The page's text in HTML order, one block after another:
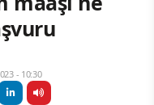
- 10:30